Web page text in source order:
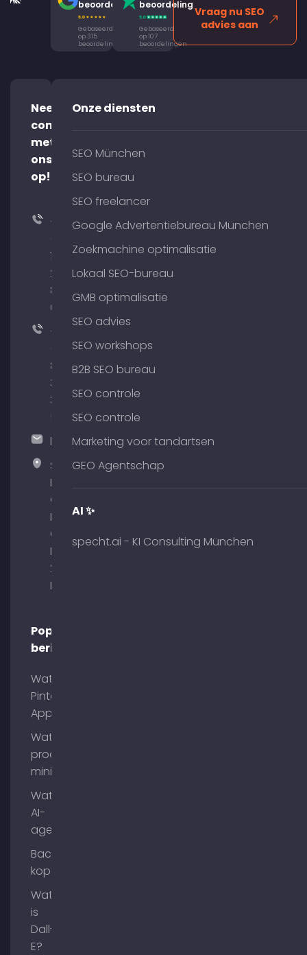
beoordeling
Gebaseerd
op 315
beoordelingen
beoordeling
Gebaseerd
op 107
beoordelingen
Vraag nu SEO
advies aan
Neem
contact
met
ons
op!
+49
176
204
801
64
+49
89
380
375
hallo@timospecht.de
Specht
Marketing
GmbH –
Palais am
Obelisk
Briennerstr.
29 80333
München
Populaire
berichten
Wat is
Pinterest
App?
Wat is
process
mining?
Wat zijn
AI-
agenten?
Backlinks
kopen
Wat
is
Dall-
E?
Onze diensten
SEO München
SEO bureau
SEO freelancer
Google Advertentiebureau München
Zoekmachine optimalisatie
Lokaal SEO-bureau
GMB optimalisatie
SEO advies
SEO workshops
B2B SEO bureau
SEO controle
SEO controle
Marketing voor tandartsen
GEO Agentschap
AI ✨
specht.ai - KI Consulting München